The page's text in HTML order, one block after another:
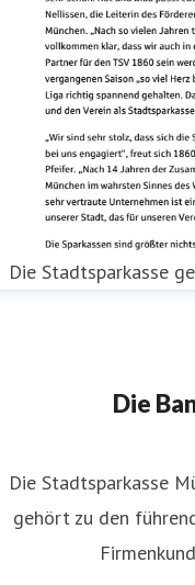
Die Stadtsparkasse
Die
Die Stadtsparkasse
gehört zu den